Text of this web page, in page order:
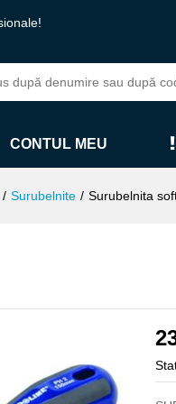
CONTUL MEU
/ Surubelnite / Surubelnita